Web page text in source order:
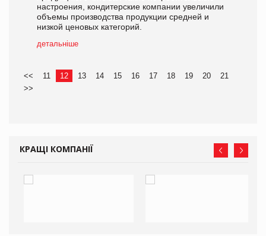
настроения, кондитерские компании увеличили
объемы производства продукции средней и
низкой ценовых категорий.
детальніше
<< 11 12 13 14 15 16 17 18 19 20
21
>>
КРАЩІ КОМПАНІЇ